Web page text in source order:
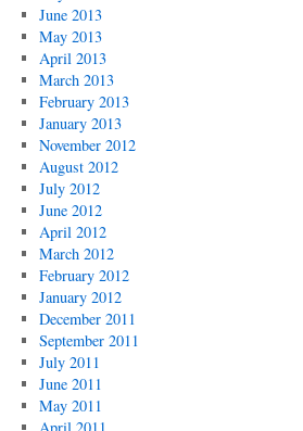
June 2013
May 2013
April 2013
March 2013
February 2013
January 2013
November 2012
August 2012
July 2012
June 2012
April 2012
March 2012
February 2012
January 2012
December 2011
September 2011
July 2011
June 2011
May 2011